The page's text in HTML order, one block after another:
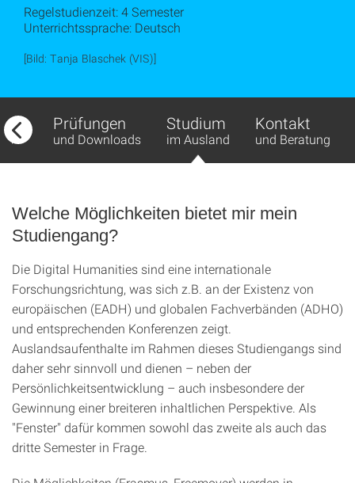
Regelstudienzeit: 4 Semester
Unterrichtssprache: Deutsch
[Bild: Tanja Blaschek (VIS)]
Prüfungen
und Downloads
Studium
im Ausland
Kontakt
und Beratung
Welche Möglichkeiten bietet mir mein
Studiengang?
Die Digital Humanities sind eine internationale
Forschungsrichtung, was sich z.B. an der Existenz von
europäischen (EADH) und globalen Fachverbänden (ADHO)
und entsprechenden Konferenzen zeigt.
Auslandsaufenthalte im Rahmen dieses Studiengangs sind
daher sehr sinnvoll und dienen – neben der
Persönlichkeitsentwicklung – auch insbesondere der
Gewinnung einer breiteren inhaltlichen Perspektive. Als
"Fenster" dafür kommen sowohl das zweite als auch das
dritte Semester in Frage.